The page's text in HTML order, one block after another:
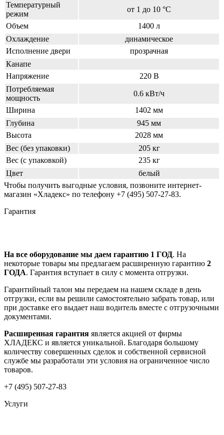
Температурный
режим
от 1 до 10 °C
Объем
1400 л
Охлаждение
динамическое
Исполнение двери
прозрачная
Канапе
Напряжение
220 В
Потребляемая
мощность
0.6 кВт/ч
Ширина
1402 мм
Глубина
945 мм
Высота
2028 мм
Вес (без упаковки)
205 кг
Вес (с упаковкой)
235 кг
Цвет
белый
Чтобы получить выгодные условия, позвоните интернет-
магазин «Хладекс» по телефону +7 (495) 507-27-83.
Гарантия
На все оборудование мы даем гарантию 1 ГОД. На
некоторые товары мы предлагаем расширенную гарантию 2
ГОДА. Гарантия вступает в силу с момента отгрузки.
Гарантийный талон мы передаем на нашем складе в день
отгрузки, если вы решили самостоятельно забрать товар, или
при доставке его выдает наш водитель вместе с отгрузочными
документами.
Расширенная гарантия является акцией от фирмы
ХЛАДЕКС и является уникальной. Благодаря большому
количеству совершенных сделок и собственной сервисной
службе мы разработали эти условия на ограниченное число
товаров.
+7 (495) 507-27-83
Услуги